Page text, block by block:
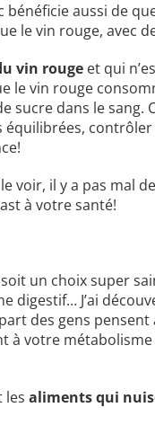
bénéficie aussi de
le vin rouge, avec
vin rouge et qui
le vin rouge
sucre dans le sang.
voir, il y a pas mal
à votre santé!
un choix super
digestif… J’ai
des gens
à votre
les aliments qui